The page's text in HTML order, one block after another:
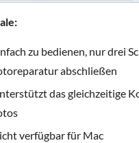
zu bedienen, nur drei
abschließen
das gleichzeitige
verfügbar für Mac